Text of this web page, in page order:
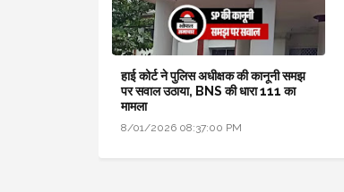
हाई कोर्ट ने पुलिस अधीक्षक की कानूनी समझ
पर सवाल उठाया, BNS की धारा 111 का
मामला
8/01/2026 08:37:00 PM